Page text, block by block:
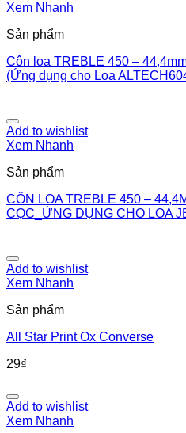
Xem Nhanh
Sản phẩm
Côn loa TREBLE 450 –
(Ứng dụng cho Loa
Add to wishlist
Xem Nhanh
Sản phẩm
CÔN LOA TREBLE 450 –
CỌC_ỨNG DỤNG CHO LOA
Add to wishlist
Xem Nhanh
Sản phẩm
All Star Print Ox Converse
29₫
Add to wishlist
Xem Nhanh